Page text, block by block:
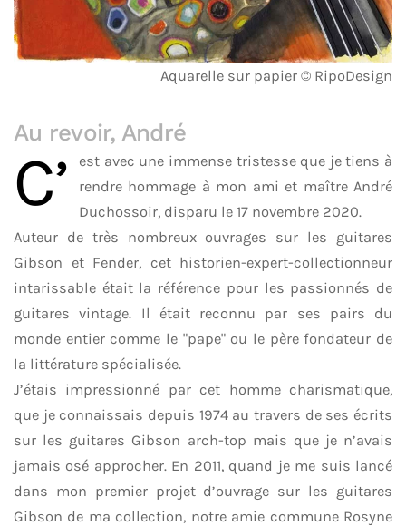
Aquarelle sur papier © RipoDesign
Au revoir, André
C’
est avec une immense tristesse que je tiens à
rendre hommage à mon ami et maître André
Duchossoir, disparu le 17 novembre 2020.
Auteur de très nombreux ouvrages sur les guitares
Gibson et Fender, cet historien-expert-collectionneur
intarissable était la référence pour les passionnés de
guitares vintage. Il était reconnu par ses pairs du
monde entier comme le "pape" ou le père fondateur de
la littérature spécialisée.
J’étais impressionné par cet homme charismatique,
que je connaissais depuis 1974 au travers de ses écrits
sur les guitares Gibson arch-top mais que je n’avais
jamais osé approcher. En 2011, quand je me suis lancé
dans mon premier projet d’ouvrage sur les guitares
Gibson de ma collection, notre amie commune Rosyne